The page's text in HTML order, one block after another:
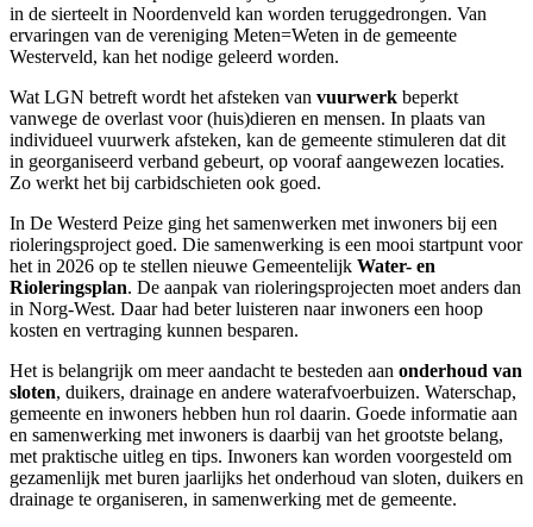
in de sierteelt in Noordenveld kan worden teruggedrongen. Van
ervaringen van de vereniging Meten=Weten in de gemeente
Westerveld, kan het nodige geleerd worden.
Wat LGN betreft wordt het afsteken van vuurwerk beperkt
vanwege de overlast voor (huis)dieren en mensen. In plaats van
individueel vuurwerk afsteken, kan de gemeente stimuleren dat dit
in georganiseerd verband gebeurt, op vooraf aangewezen locaties.
Zo werkt het bij carbidschieten ook goed.
In De Westerd Peize ging het samenwerken met inwoners bij een
rioleringsproject goed. Die samenwerking is een mooi startpunt voor
het in 2026 op te stellen nieuwe Gemeentelijk Water- en
Rioleringsplan. De aanpak van rioleringsprojecten moet anders dan
in Norg-West. Daar had beter luisteren naar inwoners een hoop
kosten en vertraging kunnen besparen.
Het is belangrijk om meer aandacht te besteden aan onderhoud van
sloten, duikers, drainage en andere waterafvoerbuizen. Waterschap,
gemeente en inwoners hebben hun rol daarin. Goede informatie aan
en samenwerking met inwoners is daarbij van het grootste belang,
met praktische uitleg en tips. Inwoners kan worden voorgesteld om
gezamenlijk met buren jaarlijks het onderhoud van sloten, duikers en
drainage te organiseren, in samenwerking met de gemeente.